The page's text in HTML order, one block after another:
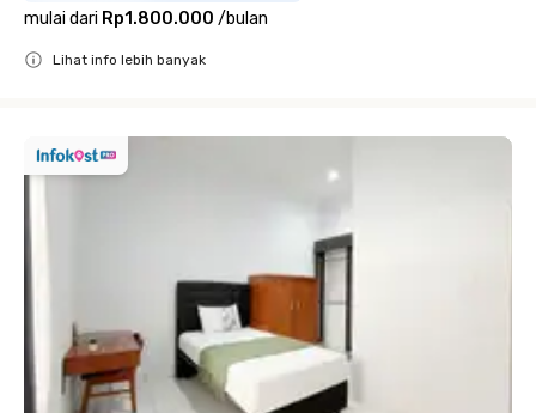
mulai dari Rp1.800.000 /bulan
Lihat info lebih banyak